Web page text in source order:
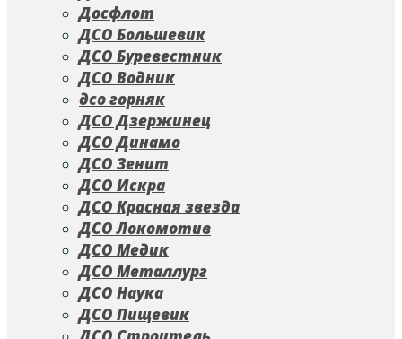
Досфлот
ДСО Большевик
ДСО Буревестник
ДСО Водник
дсо горняк
ДСО Дзержинец
ДСО Динамо
ДСО Зенит
ДСО Искра
ДСО Красная звезда
ДСО Локомотив
ДСО Медик
ДСО Металлург
ДСО Наука
ДСО Пищевик